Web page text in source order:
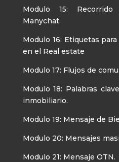
Modulo 15:
Manychat.
Modulo 16: Etiquetas
en el Real estate
Modulo 17: Flujos de
Modulo 18: Palabras
inmobiliario.
Modulo 19: Mensaje de
Modulo 20: Mensajes
Modulo 21: Mensaje OTN.